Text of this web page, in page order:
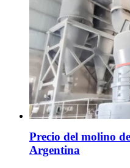
Precio del molino
Argentina